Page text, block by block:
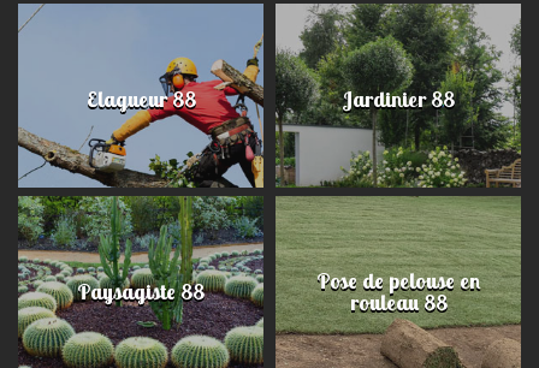
Elagueur 88 Jardinier 88
Paysagiste 88 Pose de pelouse en
rouleau 88